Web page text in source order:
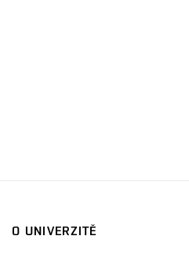
O UNIVERZITĚ